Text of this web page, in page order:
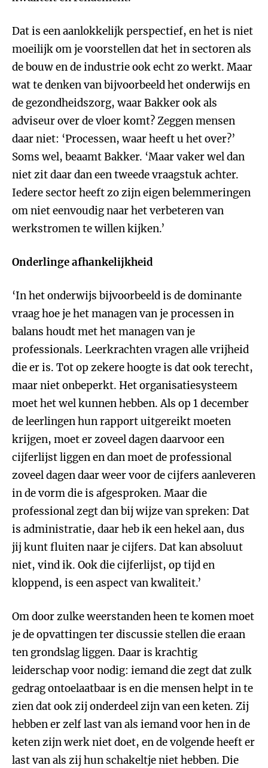
Dat is een aanlokkelijk perspectief, en het is niet
moeilijk om je voorstellen dat het in sectoren als
de bouw en de industrie ook echt zo werkt. Maar
wat te denken van bijvoorbeeld het onderwijs en
de gezondheidszorg, waar Bakker ook als
adviseur over de vloer komt? Zeggen mensen
daar niet: ‘Processen, waar heeft u het over?’
Soms wel, beaamt Bakker. ‘Maar vaker wel dan
niet zit daar dan een tweede vraagstuk achter.
Iedere sector heeft zo zijn eigen belemmeringen
om niet eenvoudig naar het verbeteren van
werkstromen te willen kijken.’
Onderlinge afhankelijkheid
‘In het onderwijs bijvoorbeeld is de dominante
vraag hoe je het managen van je processen in
balans houdt met het managen van je
professionals. Leerkrachten vragen alle vrijheid
die er is. Tot op zekere hoogte is dat ook terecht,
maar niet onbeperkt. Het organisatiesysteem
moet het wel kunnen hebben. Als op 1 december
de leerlingen hun rapport uitgereikt moeten
krijgen, moet er zoveel dagen daarvoor een
cijferlijst liggen en dan moet de professional
zoveel dagen daar weer voor de cijfers aanleveren
in de vorm die is afgesproken. Maar die
professional zegt dan bij wijze van spreken: Dat
is administratie, daar heb ik een hekel aan, dus
jij kunt fluiten naar je cijfers. Dat kan absoluut
niet, vind ik. Ook die cijferlijst, op tijd en
kloppend, is een aspect van kwaliteit.’
Om door zulke weerstanden heen te komen moet
je de opvattingen ter discussie stellen die eraan
ten grondslag liggen. Daar is krachtig
leiderschap voor nodig: iemand die zegt dat zulk
gedrag ontoelaatbaar is en die mensen helpt in te
zien dat ook zij onderdeel zijn van een keten. Zij
hebben er zelf last van als iemand voor hen in de
keten zijn werk niet doet, en de volgende heeft er
last van als zij hun schakeltje niet hebben. Die